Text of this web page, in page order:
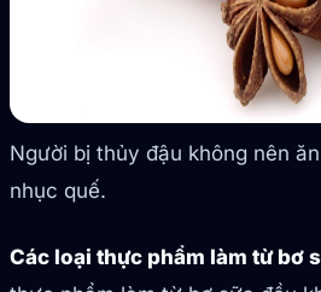
Người bị thủy đậu không nên
nhục quế.
Các loại thực phẩm làm từ bơ